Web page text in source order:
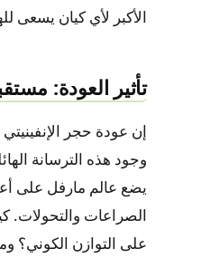
الأكبر لأي كيان يسعى
تأثير العودة:
إن عودة حجر
وجود هذه الترسانة
يضع عالم مارفل على
الصراعات والتحولات.
على التوازن الكوني؟